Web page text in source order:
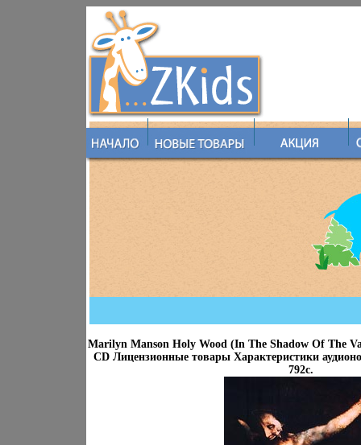
Marilyn Manson Holy Wood (In The Shadow Of The
CD Лицензионные товары Характеристики
792c.